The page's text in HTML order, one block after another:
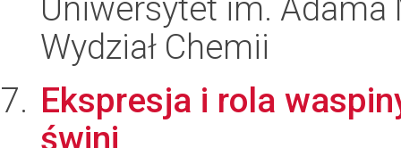
Uniwersytet im.
Wydział Chemii
Ekspresja i rola
świni